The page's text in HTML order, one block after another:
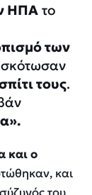
ΗΠΑ το
των
τους.
».
και ο
και